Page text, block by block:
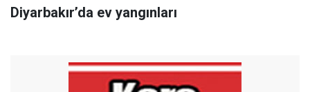
Diyarbakır’da ev yangınları